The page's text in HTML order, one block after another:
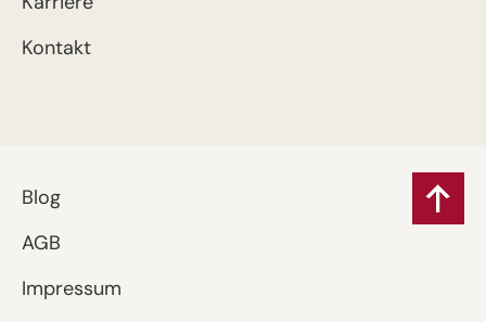
Kontakt
Blog
AGB
Impressum